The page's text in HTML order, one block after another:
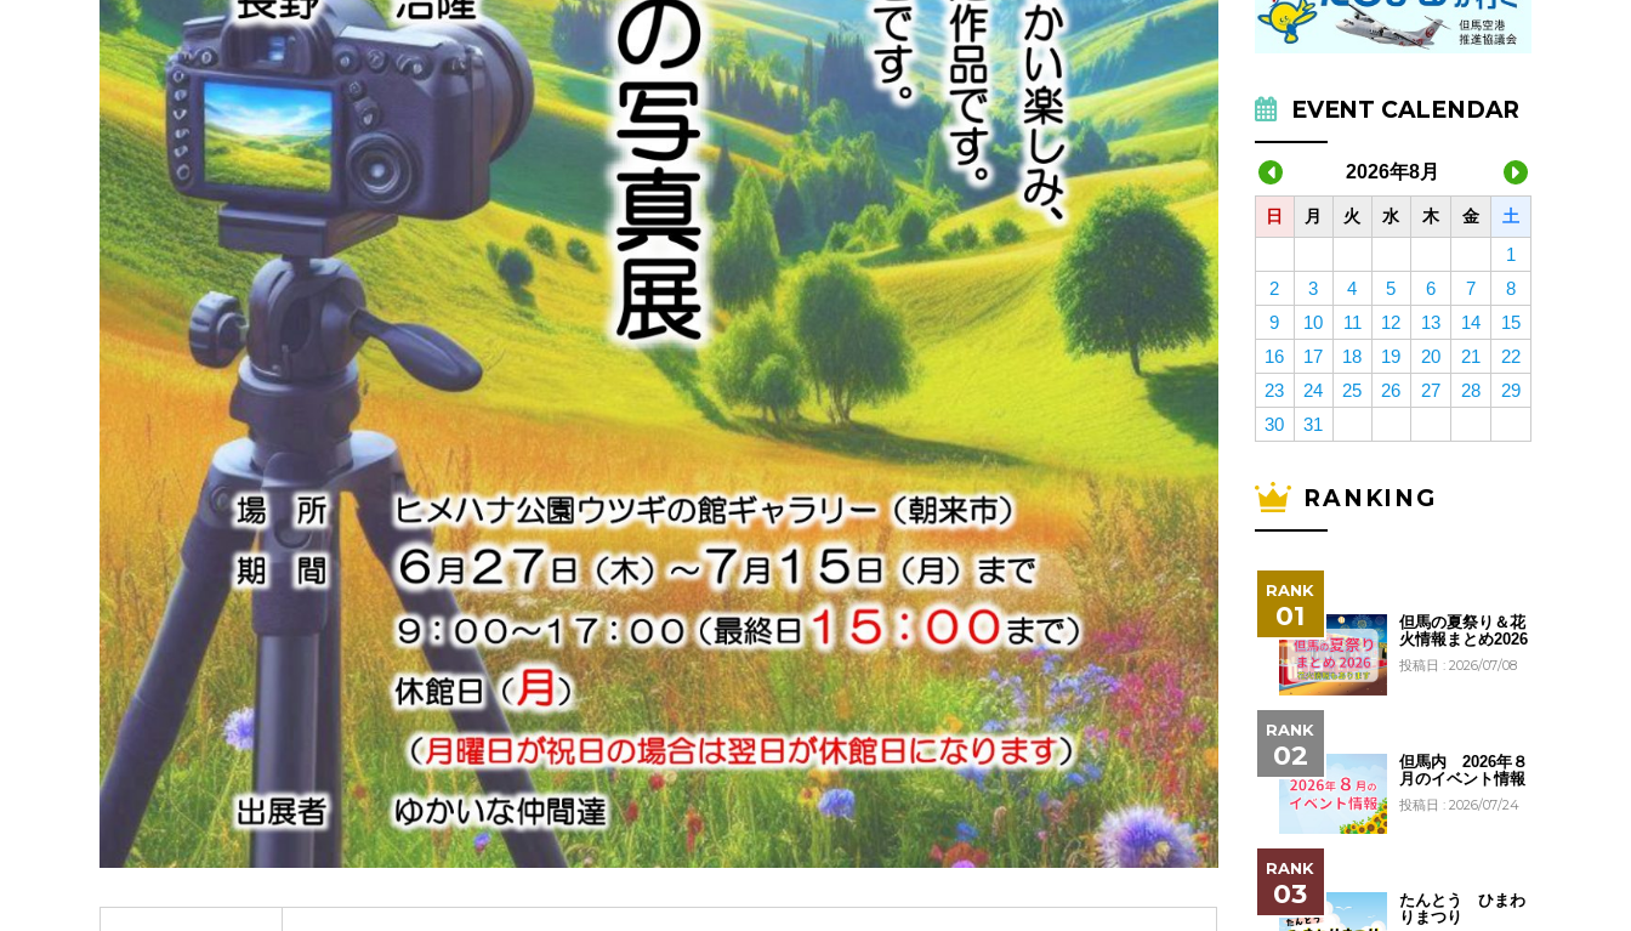
EVENT CALENDAR
2026年8月
日 月 火 水 木 金 土
1
2
3 4 5 6 7
8
9
10 11 12 13 14
15
16
17 18 19 20 21
22
23
24 25 26 27 28
29
30
31
RANKING
但馬の夏祭り＆花
火情報まとめ2026
投稿日 : 2026/07/08
但馬内 2026年８
月のイベント情報
投稿日 : 2026/07/24
たんとう ひまわ
りまつり